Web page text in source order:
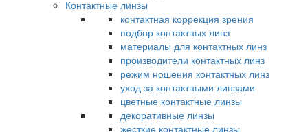
Контактные линзы
контактная коррекция зрения
подбор контактных линз
материалы для контактных линз
производители контактных линз
режим ношения контактных линз
уход за контактными линзами
цветные контактные линзы
декоративные линзы
жесткие контактные линзы